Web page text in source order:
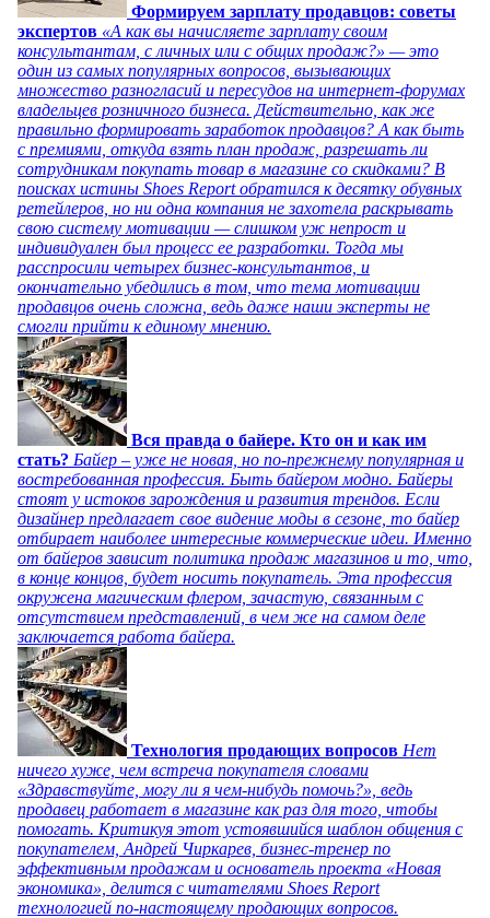
Формируем зарплату продавцов: советы
экспертов «А как вы начисляете зарплату своим
консультантам, с личных или с общих продаж?» — это
один из самых популярных вопросов, вызывающих
множество разногласий и пересудов на интернет-форумах
владельцев розничного бизнеса. Действительно, как же
правильно формировать заработок продавцов? А как быть
с премиями, откуда взять план продаж, разрешать ли
сотрудникам покупать товар в магазине со скидками? В
поисках истины Shoes Report обратился к десятку обувных
ретейлеров, но ни одна компания не захотела раскрывать
свою систему мотивации — слишком уж непрост и
индивидуален был процесс ее разработки. Тогда мы
расспросили четырех бизнес-консультантов, и
окончательно убедились в том, что тема мотивации
продавцов очень сложна, ведь даже наши эксперты не
смогли прийти к единому мнению.
Вся правда о байере. Кто он и как им
стать? Байер – уже не новая, но по-прежнему популярная и
востребованная профессия. Быть байером модно. Байеры
стоят у истоков зарождения и развития трендов. Если
дизайнер предлагает свое видение моды в сезоне, то байер
отбирает наиболее интересные коммерческие идеи. Именно
от байеров зависит политика продаж магазинов и то, что,
в конце концов, будет носить покупатель. Эта профессия
окружена магическим флером, зачастую, связанным с
отсутствием представлений, в чем же на самом деле
заключается работа байера.
Технология продающих вопросов Нет
ничего хуже, чем встреча покупателя словами
«Здравствуйте, могу ли я чем-нибудь помочь?», ведь
продавец работает в магазине как раз для того, чтобы
помогать. Критикуя этот устоявшийся шаблон общения с
покупателем, Андрей Чиркарев, бизнес-тренер по
эффективным продажам и основатель проекта «Новая
экономика», делится с читателями Shoes Report
технологией по-настоящему продающих вопросов.